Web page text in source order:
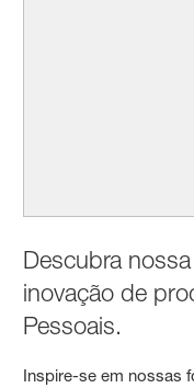
Descubra
inovação de
Pessoais.
Inspire-se em nossas